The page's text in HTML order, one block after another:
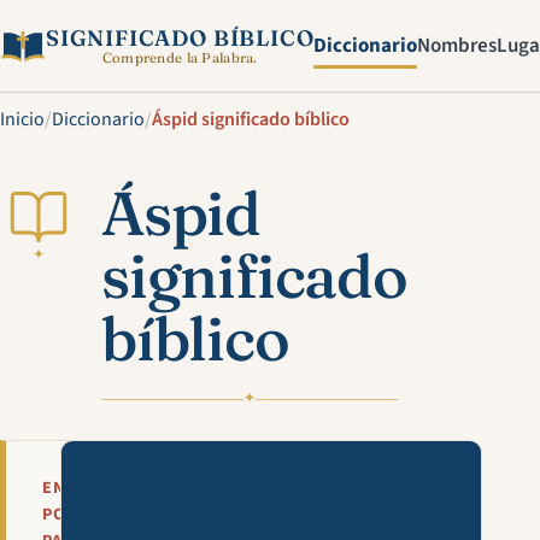
SIGNIFICADO BÍBLICO
Comprende la Palabra. DiccionarioNombres
Inicio/Diccionario/Áspid significado bíblico
✦
Áspid
significado
bíblico
✦
EN
POCAS
Mira esta explicación en